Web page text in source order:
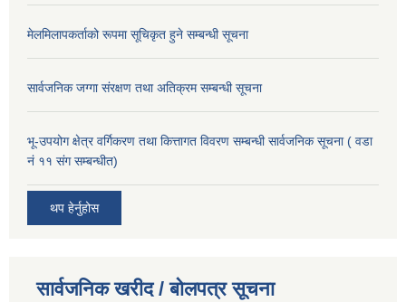
मेलमिलापकर्ताको रूपमा सूचिकृत हुने सम्बन्धी सूचना
सार्वजनिक जग्गा संरक्षण तथा अतिक्रम सम्बन्धी सूचना
भू-उपयोग क्षेत्र वर्गिकरण तथा कित्तागत विवरण सम्बन्धी सार्वजनिक सूचना ( वडा
नं ११ संग सम्बन्धीत)
थप हेर्नुहोस
सार्वजनिक खरीद / बोलपत्र सूचना